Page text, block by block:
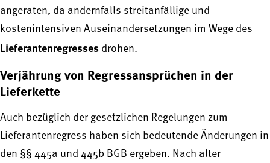
angeraten, da andernfalls streitanfällige und
kostenintensiven Auseinandersetzungen im Wege des
Lieferantenregresses drohen.
Verjährung von Regressansprüchen in der
Lieferkette
Auch bezüglich der gesetzlichen Regelungen zum
Lieferantenregress haben sich bedeutende Änderungen in
den §§ 445a und 445b BGB ergeben. Nach alter